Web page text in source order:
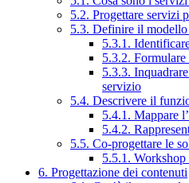
5.2. Progettare servizi
5.3. Definire il
5.3.1.
5.3.2.
5.3.3.
servizio
5.4. Descrivere il
5.4.1. Mappare
5.4.2.
5.5. Co-progettare le
5.5.1.
6. Progettazione dei contenuti